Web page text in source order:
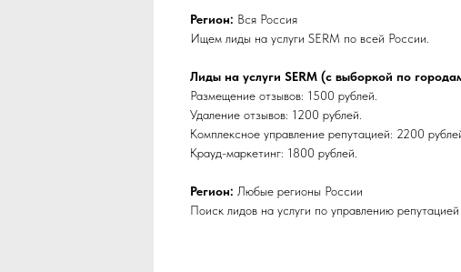
Регион: Вся Россия
Ищем лиды на услуги SERM по всей России.
Лиды на услуги SERM (с выборкой по
Размещение отзывов: 1500 рублей.
Удаление отзывов: 1200 рублей.
Комплексное управление репутацией: 2200
Крауд-маркетинг: 1800 рублей.
Регион: Любые регионы России
Поиск лидов на услуги по управлению